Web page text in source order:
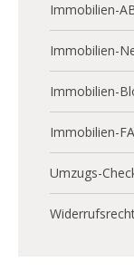
Immobilien-
Immobilien-
Immobilien-
Immobilien-
Umzugs-